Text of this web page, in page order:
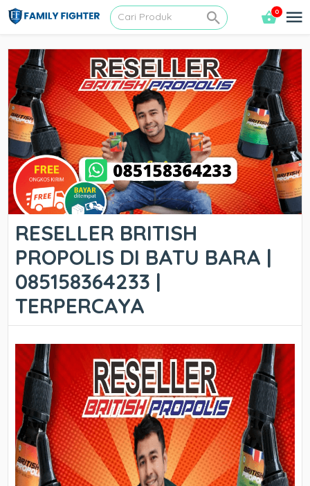
0
RESELLER BRITISH
PROPOLIS DI BATU BARA |
085158364233 |
TERPERCAYA